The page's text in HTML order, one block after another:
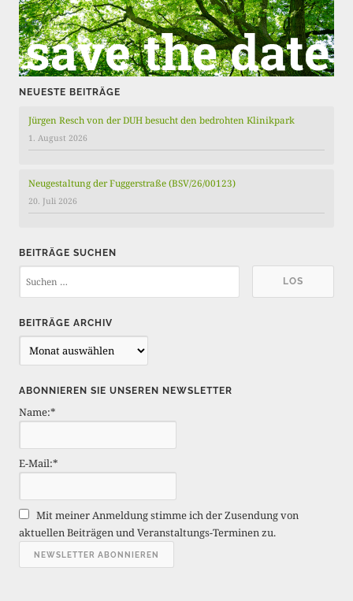
e
NEUESTE BEITRÄGE
Jürgen Resch von der DUH besucht den bedrohten Klinikpark
1. August 2026
Neugestaltung der Fuggerstraße (BSV/26/00123)
20. Juli 2026
BEITRÄGE SUCHEN
BEITRÄGE ARCHIV
e
t
r
g
e
r
c
h
v
ABONNIEREN SIE UNSEREN NEWSLETTER
Name:*
E-Mail:*
Mit meiner Anmeldung stimme ich der Zusendung von
aktuellen Beiträgen und Veranstaltungs-Terminen zu.